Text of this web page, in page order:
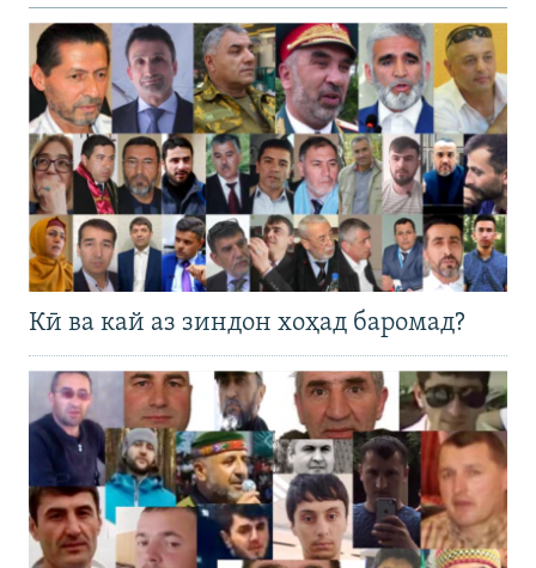
Кӣ ва кай аз зиндон хоҳад баромад?